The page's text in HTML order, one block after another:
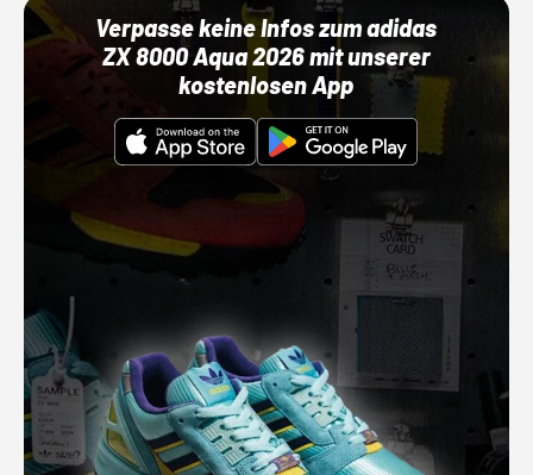
Verpasse keine Infos zum adidas
ZX 8000 Aqua 2026 mit unserer
kostenlosen App